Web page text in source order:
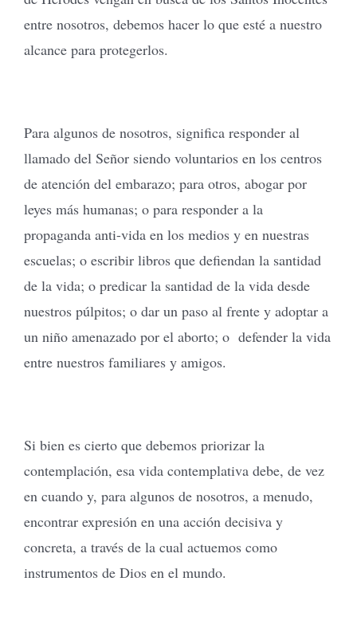
entre nosotros, debemos hacer lo que esté a nuestro
alcance para protegerlos.
Para algunos de nosotros, significa responder al
llamado del Señor siendo voluntarios en los centros
de atención del embarazo; para otros, abogar por
leyes más humanas; o para responder a la
propaganda anti-vida en los medios y en nuestras
escuelas; o escribir libros que defiendan la santidad
de la vida; o predicar la santidad de la vida desde
nuestros púlpitos; o dar un paso al frente y adoptar a
un niño amenazado por el aborto; o defender la vida
entre nuestros familiares y amigos.
Si bien es cierto que debemos priorizar la
contemplación, esa vida contemplativa debe, de vez
en cuando y, para algunos de nosotros, a menudo,
encontrar expresión en una acción decisiva y
concreta, a través de la cual actuemos como
instrumentos de Dios en el mundo.